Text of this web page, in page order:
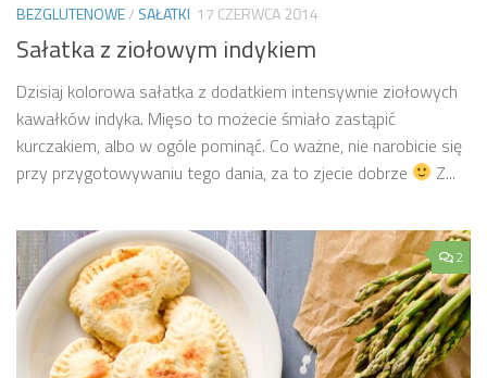
BEZGLUTENOWE/ SAŁATKI 17 CZERWCA 2014
Sałatka z ziołowym indykiem
Dzisiaj kolorowa sałatka z dodatkiem intensywnie ziołowych
kawałków indyka. Mięso to możecie śmiało zastąpić
kurczakiem, albo w ogóle pominąć. Co ważne, nie narobicie się
przy przygotowywaniu tego dania, za to zjecie dobrze
Z...
2